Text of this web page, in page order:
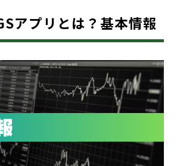
アプリとは？基本情報